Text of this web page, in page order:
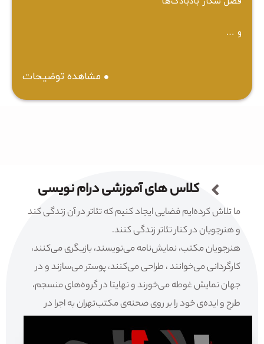
و …
مشاهده توضیحات
کلاس های آموزشی درام نویسی
ما تلاش کرده‌ایم فضایی ایجاد کنیم که تئاتر در آن زندگی کند
و هنرجویان در کنار تئاتر زندگی کنند.
هنرجویان مکتب، نمایش‌نامه می‌نویسند، بازیگری می‌کنند،
کارگردانی می‌خوانند ، طراحی می‌کنند، پوستر می‌سازند و در
جهان نمایش غوطه می‌خورند و نهایتا در گروه‌های منسجم،
طرح و ایده‌ی خود را بر روی صحنه‌ی مکتب‌تهران به اجرا در